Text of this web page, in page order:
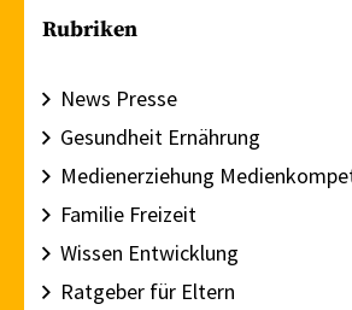
Rubriken
News Presse
Gesundheit Ernährung
Medienerziehung
Familie Freizeit
Wissen Entwicklung
Ratgeber für Eltern